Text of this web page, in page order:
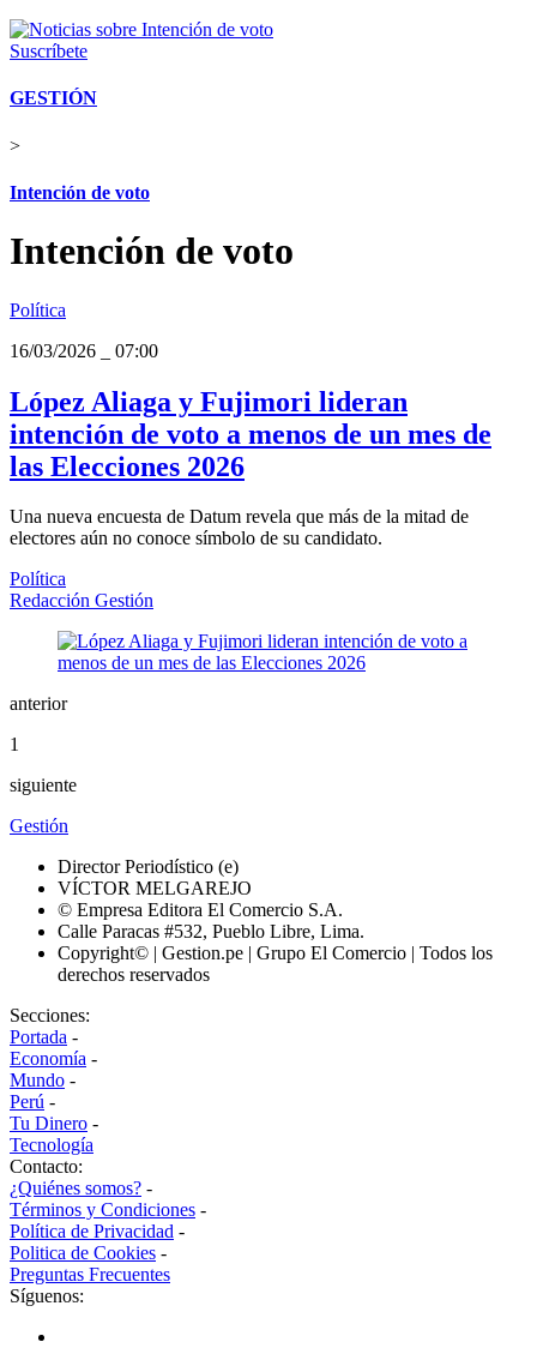
Suscríbete
GESTIÓN
>
Intención de voto
Intención de voto
Política
16/03/2026
07:00
López Aliaga y Fujimori lideran
intención de voto a menos de un mes de
las Elecciones 2026
Una nueva encuesta de Datum revela que más de la mitad de
electores aún no conoce símbolo de su candidato.
Política
Redacción Gestión
anterior
1
siguiente
Gestión
Director Periodístico (e)
VÍCTOR MELGAREJO
© Empresa Editora El Comercio S.A.
Calle Paracas #532, Pueblo Libre, Lima.
Copyright© | Gestion.pe | Grupo El Comercio | Todos los
derechos reservados
Secciones:
Portada -
Economía -
Mundo -
Perú -
Tu Dinero -
Tecnología
Contacto:
¿Quiénes somos? -
Términos y Condiciones -
Política de Privacidad -
Politica de Cookies -
Preguntas Frecuentes
Síguenos: